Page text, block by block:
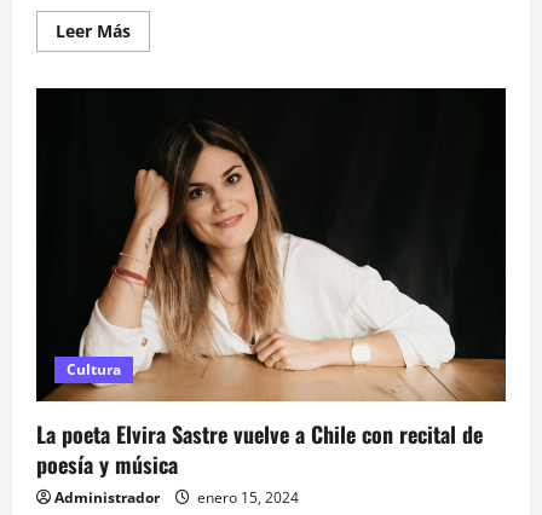
Leer MásLeer
más
obtiene
el
Premio
Albert
Camus:
«Su
obra
resuena
con
las
convulsiones
del
mundo»
Cultura
La poeta Elvira Sastre vuelve a Chile con recital de
poesía y música
Administrador enero 15, 2024